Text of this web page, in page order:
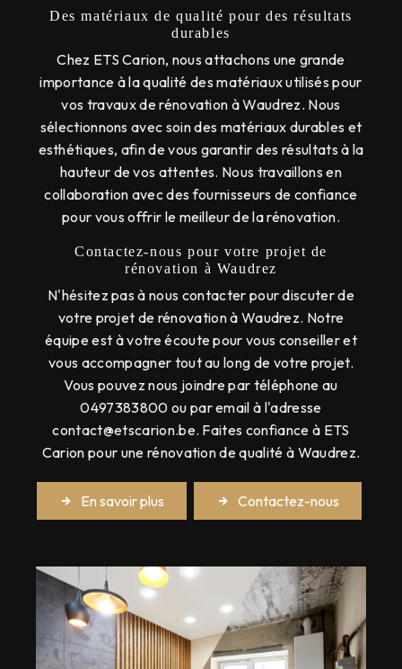
Des matériaux de qualité pour des résultats
durables
Chez ETS Carion, nous attachons une grande
importance à la qualité des matériaux utilisés pour
vos travaux de rénovation à Waudrez. Nous
sélectionnons avec soin des matériaux durables et
esthétiques, afin de vous garantir des résultats à la
hauteur de vos attentes. Nous travaillons en
collaboration avec des fournisseurs de confiance
pour vous offrir le meilleur de la rénovation.
Contactez-nous pour votre projet de
rénovation à Waudrez
N'hésitez pas à nous contacter pour discuter de
votre projet de rénovation à Waudrez. Notre
équipe est à votre écoute pour vous conseiller et
vous accompagner tout au long de votre projet.
Vous pouvez nous joindre par téléphone au
0497383800 ou par email à l'adresse
contact@etscarion.be. Faites confiance à ETS
Carion pour une rénovation de qualité à Waudrez.
En savoir plus Contactez-nous